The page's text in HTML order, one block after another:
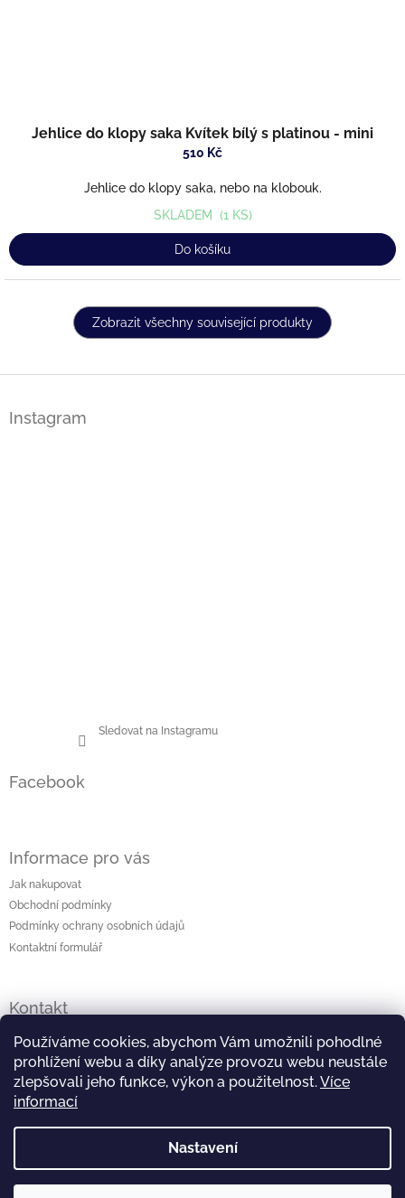
Používáme cookies, abychom Vám umožnili pohodlné
prohlížení webu a díky analýze provozu webu neustále
zlepšovali jeho funkce, výkon a použitelnost.Více
informací
Nastavení
Jehlice do klopy saka Kvítek bílý s platinou - mini
510 Kč
Jehlice do klopy saka, nebo na klobouk.
SKLADEM (1 KS)
Do košíku
Zobrazit všechny související produkty
Instagram
Sledovat na Instagramu
Facebook
Informace pro vás
Jak nakupovat
Obchodní podmínky
Podmínky ochrany osobních údajů
Kontaktní formulář
Kontakt
lenka@originalniporcelan.cz
+420 724 872 504
https://www.facebook.com/studiomaliska
https://www.instagram.com/studiomaliska/